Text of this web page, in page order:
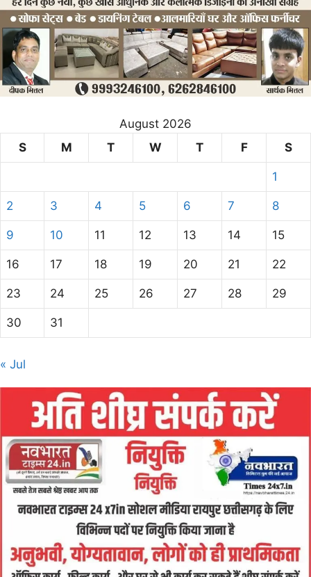
August 2026
S
M T W T F S
1
2 3 4 5 6 7 8
9 10 11 12 13 14 15
16 17 18 19 20 21 22
23 24 25 26 27 28 29
30 31
« Jul